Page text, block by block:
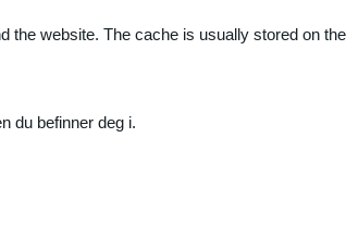
the website. The cache is usually stored on the
du befinner deg i.